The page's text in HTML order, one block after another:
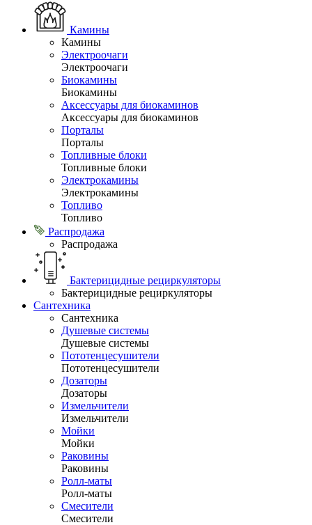
Камины
Камины
Электроочаги
Электроочаги
Биокамины
Биокамины
Аксессуары для биокаминов
Аксессуары для биокаминов
Порталы
Порталы
Топливные блоки
Топливные блоки
Электрокамины
Электрокамины
Топливо
Топливо
Распродажа
Распродажа
Бактерицидные рециркуляторы
Бактерицидные рециркуляторы
Сантехника
Сантехника
Душевые системы
Душевые системы
Пототенцесушители
Пототенцесушители
Дозаторы
Дозаторы
Измельчители
Измельчители
Мойки
Мойки
Раковины
Раковины
Ролл-маты
Ролл-маты
Смесители
Смесители